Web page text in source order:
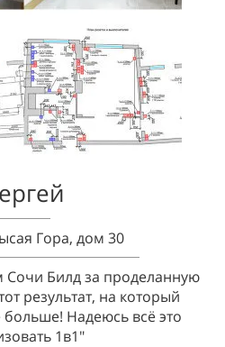
Гора, дом 30
Сочи Билд за проделанную
результат, на который
Надеюсь всё это
1в1"